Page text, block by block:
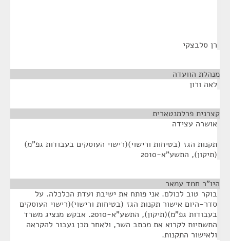
רן סלבצקי
מנהלת הוועדה
לאה ורון
קצרנית פרלמנטארית
אושרה עצידה
תקנות הגז (בטיחות ורישוי)(רישוי העוסקים בעבודות גפ"מ)
(תיקון), התשע"א-2010
היו"ר חמד עמאר
בוקר טוב לכולם. אני פותח את ישיבת ועדת הכלכלה. על
סדר-היום אישור תקנות הגז (בטיחות ורישוי)(רישוי העוסקים
בעבודות גפ"מ)(תיקון), התשע"א-2010. אבקש מנציג משרד
התשתיות לקרוא את מכתב השר, ולאחר מכן נעבור להקראה
ולאישור התקנות.